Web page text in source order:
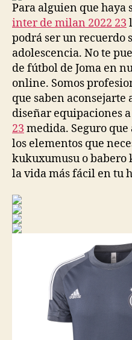
Para alguien que haya
inter de milan 2022 23
podrá ser un recuerdo
adolescencia. No te
de fútbol de Joma en
online. Somos
que saben aconsejarte
diseñar equipaciones a
23 medida. Seguro
los elementos que
kukuxumusu o babero
la vida más fácil en tu